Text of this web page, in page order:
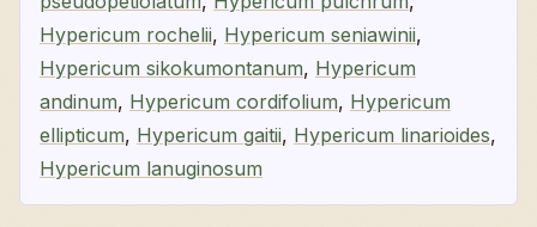
Hypericum rochelii, Hypericum seniawinii,
Hypericum sikokumontanum, Hypericum
andinum, Hypericum cordifolium, Hypericum
ellipticum, Hypericum gaitii, Hypericum linarioides,
Hypericum lanuginosum